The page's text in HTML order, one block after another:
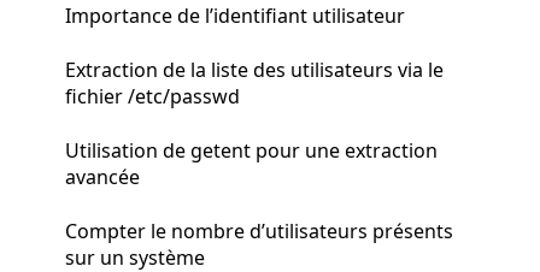
Importance de l’identifiant utilisateur
Extraction de la liste des utilisateurs via le
fichier /etc/passwd
Utilisation de getent pour une extraction
avancée
Compter le nombre d’utilisateurs présents
sur un système